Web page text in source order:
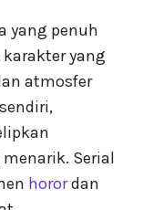
yang penuh
yang
atmosfer
Serial
horordan